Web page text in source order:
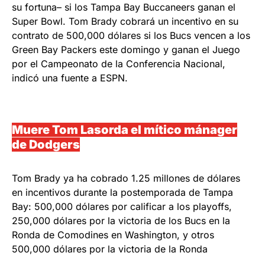
su fortuna– si los Tampa Bay Buccaneers ganan el
Super Bowl. Tom Brady cobrará un incentivo en su
contrato de 500,000 dólares si los Bucs vencen a los
Green Bay Packers este domingo y ganan el Juego
por el Campeonato de la Conferencia Nacional,
indicó una fuente a ESPN.
Muere Tom Lasorda el mítico mánager
de Dodgers
Tom Brady ya ha cobrado 1.25 millones de dólares
en incentivos durante la postemporada de Tampa
Bay: 500,000 dólares por calificar a los playoffs,
250,000 dólares por la victoria de los Bucs en la
Ronda de Comodines en Washington, y otros
500,000 dólares por la victoria de la Ronda